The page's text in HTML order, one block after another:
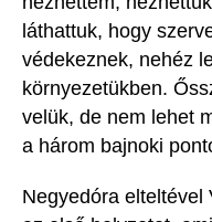
láthattuk, hogy
védekeznek, nehéz
környezetükben.
velük, de nem lehet
a három bajnoki
Negyedóra elteltével